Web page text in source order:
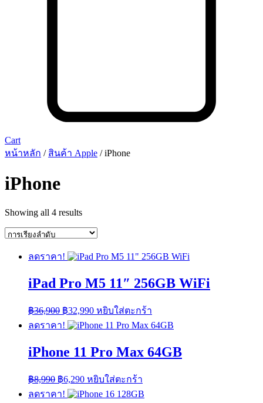
Cart
หน้าหลัก / สินค้า Apple / iPhone
iPhone
Showing all 4 results
ลดราคา!
iPad Pro M5 11″ 256GB WiFi
฿36,900 Original
price
was:
฿32,990Current
price
is:
หยิบใส่ตะกร้า
ลดราคา!
iPhone 11 Pro Max 64GB
฿8,990 Original
price
was:
฿6,290Current
price
is:
หยิบใส่ตะกร้า
ลดราคา!